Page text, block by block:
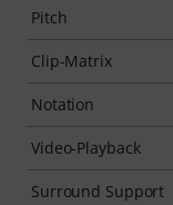
Pitch
Clip-Matrix
Notation
Video-Playback
Surround Support